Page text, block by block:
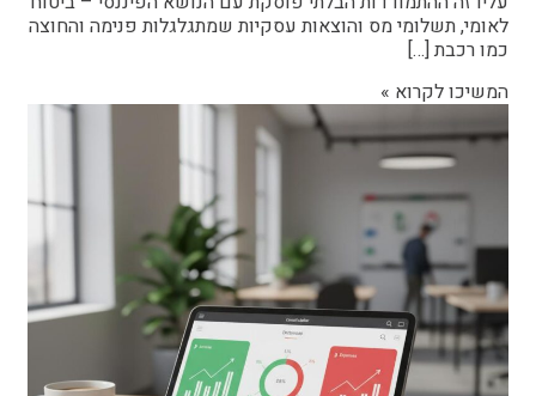
לאומי, תשלומי מס והוצאות עסקיות שמתגלגלות פנימה והחוצה
כמו רכבת […]
המשיכו לקרוא »